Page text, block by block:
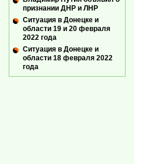
признании ДНР и ЛНР
Ситуация в Донецке и
области 19 и 20 февраля
2022 года
Ситуация в Донецке и
области 18 февраля 2022
года